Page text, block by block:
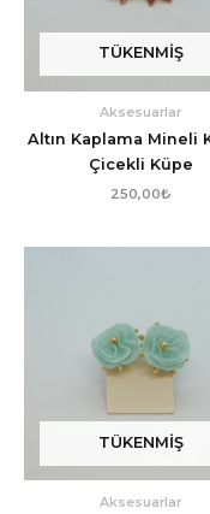
TÜKENMIŞ
Aksesuarlar
Altın Kaplama Mineli
Çicekli Küpe
250,00₺
TÜKENMIŞ
Aksesuarlar